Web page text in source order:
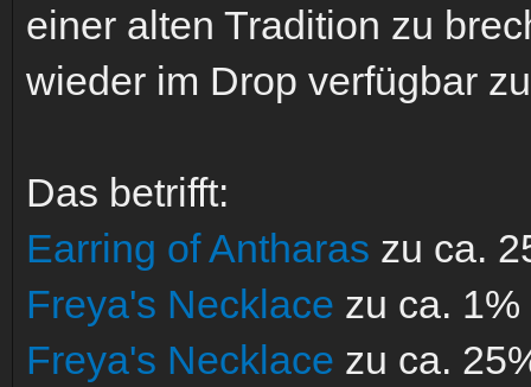
einer alten Tradition zu
wieder im Drop verfügbar
Das betrifft:
Earring of Antharas zu ca.
Freya's Necklace zu ca.
Freya's Necklace zu ca.